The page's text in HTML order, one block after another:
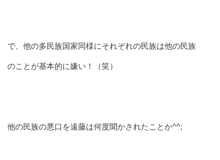
で、他の多民族国家同様にそれぞれの民族は他の民族
のことが基本的に嫌い！（笑）
他の民族の悪口を遠藤は何度聞かされたことか^^;